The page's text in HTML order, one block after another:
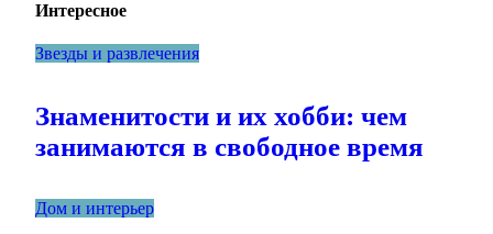
Интересное
Звезды и развлечения
Знаменитости и их хобби: чем
занимаются в свободное время
Дом и интерьер